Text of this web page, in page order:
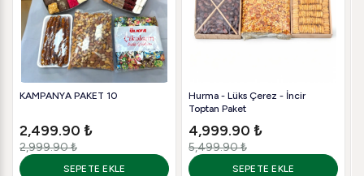
KAMPANYA PAKET 10
2,499.90 ₺
2,999.90 ₺
SEPETE EKLE
Hurma - Lüks Çerez - İncir
Toptan Paket
4,999.90 ₺
5,499.90 ₺
SEPETE EKLE